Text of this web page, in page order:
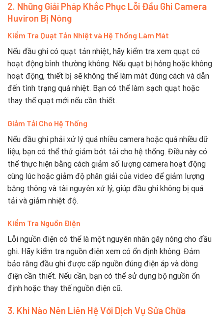
2. Những Giải Pháp Khắc Phục Lỗi Đầu Ghi Camera
Huviron Bị Nóng
Kiểm Tra Quạt Tản Nhiệt và Hệ Thống Làm Mát
Nếu đầu ghi có quạt tản nhiệt, hãy kiểm tra xem quạt có
hoạt động bình thường không. Nếu quạt bị hỏng hoặc không
hoạt động, thiết bị sẽ không thể làm mát đúng cách và dẫn
đến tình trạng quá nhiệt. Bạn có thể làm sạch quạt hoặc
thay thế quạt mới nếu cần thiết.
Giảm Tải Cho Hệ Thống
Nếu đầu ghi phải xử lý quá nhiều camera hoặc quá nhiều dữ
liệu, bạn có thể thử giảm bớt tải cho hệ thống. Điều này có
thể thực hiện bằng cách giảm số lượng camera hoạt động
cùng lúc hoặc giảm độ phân giải của video để giảm lượng
băng thông và tài nguyên xử lý, giúp đầu ghi không bị quá
tải và giảm nhiệt độ.
Kiểm Tra Nguồn Điện
Lỗi nguồn điện có thể là một nguyên nhân gây nóng cho đầu
ghi. Hãy kiểm tra nguồn điện xem có ổn định không. Đảm
bảo rằng đầu ghi được cấp nguồn đúng điện áp và dòng
điện cần thiết. Nếu cần, bạn có thể sử dụng bộ nguồn ổn
định hoặc thay thế nguồn điện cũ.
3. Khi Nào Nên Liên Hệ Với Dịch Vụ Sửa Chữa